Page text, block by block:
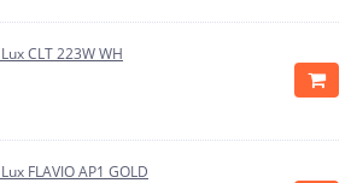
CLT 223W WH
FLAVIO AP1 GOLD